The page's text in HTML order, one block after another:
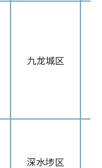
九龙城区
深水埗区